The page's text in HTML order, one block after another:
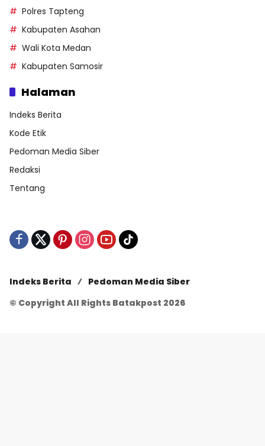
Polres Tapteng
Kabupaten Asahan
Wali Kota Medan
Kabupaten Samosir
Halaman
Indeks Berita
Kode Etik
Pedoman Media Siber
Redaksi
Tentang
Indeks Berita
Pedoman Media Siber
© Copyright All Rights Batakpost 2026